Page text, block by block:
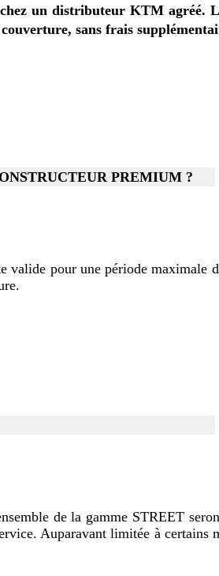
un distributeur KTM
sans frais
PREMIUM ?
pour une période maximale
de la gamme STREET
Auparavant limitée à